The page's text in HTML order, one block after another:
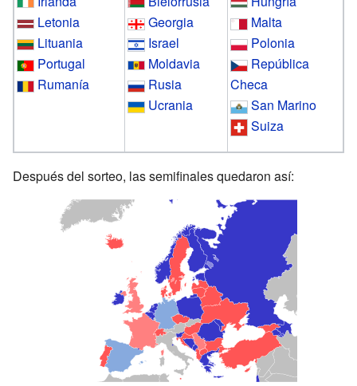
Letonia
Lituania
Portugal
Rumanía
Georgia
Israel
Moldavia
Rusia
Ucrania
Malta
Polonia
República
Checa
San Marino
Suiza
Después del sorteo, las semifinales quedaron así: